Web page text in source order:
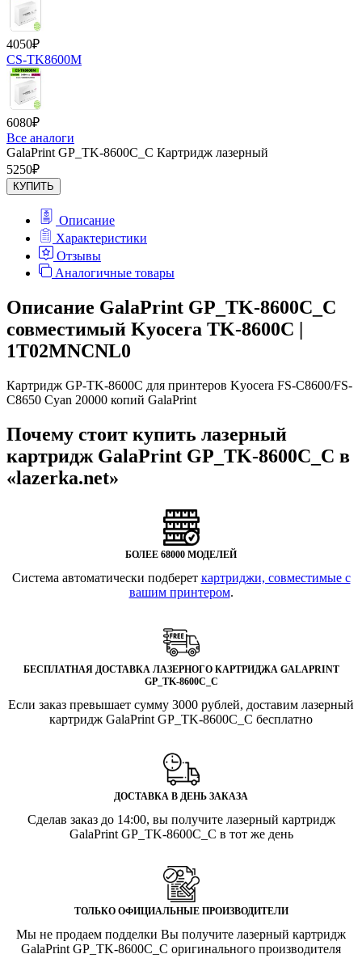
4050₽
CS-TK8600M
6080₽
Все аналоги
GalaPrint GP_TK-8600С_C Картридж лазерный
5250₽
КУПИТЬ
Описание
Характеристики
Отзывы
Аналогичные товары
Описание GalaPrint GP_TK-8600С_C
совместимый Kyocera TK-8600C |
1T02MNCNL0
Картридж GP-TK-8600С для принтеров Kyocera FS-C8600/FS-
C8650 Cyan 20000 копий GalaPrint
Почему стоит купить лазерный
картридж GalaPrint GP_TK-8600С_C в
«lazerka.net»
БОЛЕЕ 68000 МОДЕЛЕЙ
Система автоматически подберет картриджи, совместимые с
вашим принтером.
БЕСПЛАТНАЯ ДОСТАВКА ЛАЗЕРНОГО КАРТРИДЖА GALAPRINT
GP_TK-8600С_C
Если заказ превышает сумму 3000 рублей, доставим лазерный
картридж GalaPrint GP_TK-8600С_C бесплатно
ДОСТАВКА В ДЕНЬ ЗАКАЗА
Сделав заказ до 14:00, вы получите лазерный картридж
GalaPrint GP_TK-8600С_C в тот же день
ТОЛЬКО ОФИЦИАЛЬНЫЕ ПРОИЗВОДИТЕЛИ
Мы не продаем подделки Вы получите лазерный картридж
GalaPrint GP_TK-8600С_C оригинального производителя